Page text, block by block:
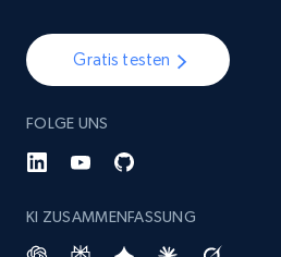
Etsy - Collects data from
URL, Product id, Listing
Gratis testen
FOLGE UNS
KI ZUSAMMENFASSUNG